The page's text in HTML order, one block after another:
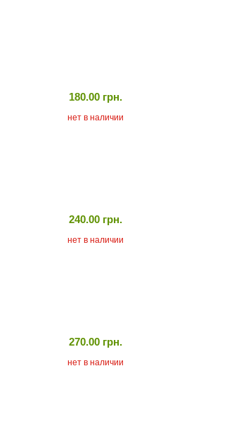
180.00 грн.
нет в наличии
240.00 грн.
нет в наличии
270.00 грн.
нет в наличии